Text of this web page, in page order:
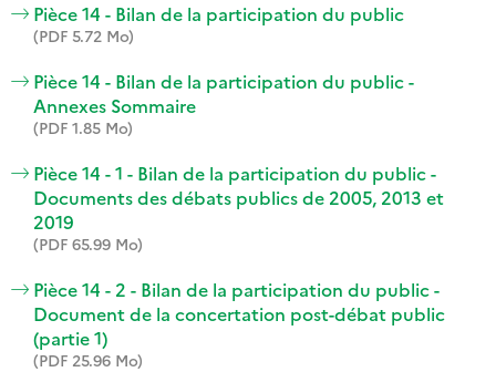
Pièce 14 - Bilan de la participation du public
(PDF 5.72 Mo)
Pièce 14 - Bilan de la participation du public -
Annexes Sommaire
(PDF 1.85 Mo)
Pièce 14 - 1 - Bilan de la participation du public -
Documents des débats publics de 2005, 2013 et
2019
(PDF 65.99 Mo)
Pièce 14 - 2 - Bilan de la participation du public -
Document de la concertation post-débat public
(partie 1)
(PDF 25.96 Mo)